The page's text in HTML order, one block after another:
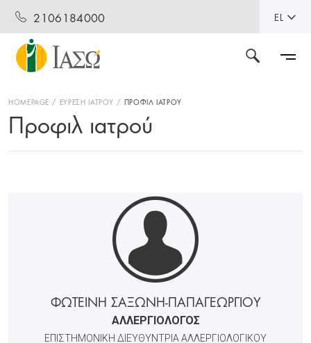
2106184000 EL
HOMEPAGE ΕΥΡΕΣΗ ΙΑΤΡΟΥ ΠΡΟΦΙΛ ΙΑΤΡΟΥ
Προφιλ ιατρού
ΦΩΤΕΙΝΗ ΣΑΞΩΝΗ-ΠΑΠΑΓΕΩΡΓΙΟΥ
ΑΛΛΕΡΓΙΟΛΟΓΟΣ
ΕΠΙΣΤΗΜΟΝΙΚΗ ΔΙΕΥΘΥΝΤΡΙΑ ΑΛΛΕΡΓΙΟΛΟΓΙΚΟΥ